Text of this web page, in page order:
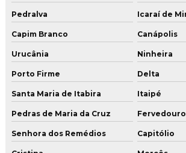
Pedralva Icaraí de
Capim Branco Canápolis
Urucânia Ninheira
Porto Firme Delta
Santa Maria de Itabira Itaipé
Pedras de Maria da Cruz Fervedouro
Senhora dos Remédios Capitólio